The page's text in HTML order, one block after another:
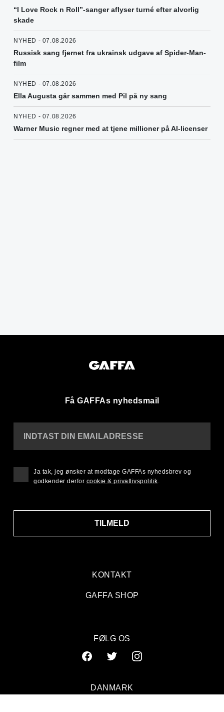
“I Love Rock n Roll”-sanger aflyser turné efter alvorlig
skade
NYHED - 07.08.2026
Russisk sang fjernet fra ukrainsk udgave af Spider-Man-
film
NYHED - 07.08.2026
Ella Augusta går sammen med Pil på ny sang
NYHED - 07.08.2026
Warner Music regner med at tjene millioner på AI-licenser
Få GAFFAs nyhedsmail
KONTAKT
GAFFA SHOP
INDTAST DIN EMAILADRESSE
TILMELD
Ja tak, jeg ønsker at modtage GAFFAs nyhedsbrev og
godkender derfor cookie & privatlivspolitik.
FØLG OS
DANMARK